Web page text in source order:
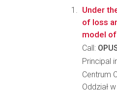
Under
of loss
model of
Call:
Principal
Centrum
Oddział